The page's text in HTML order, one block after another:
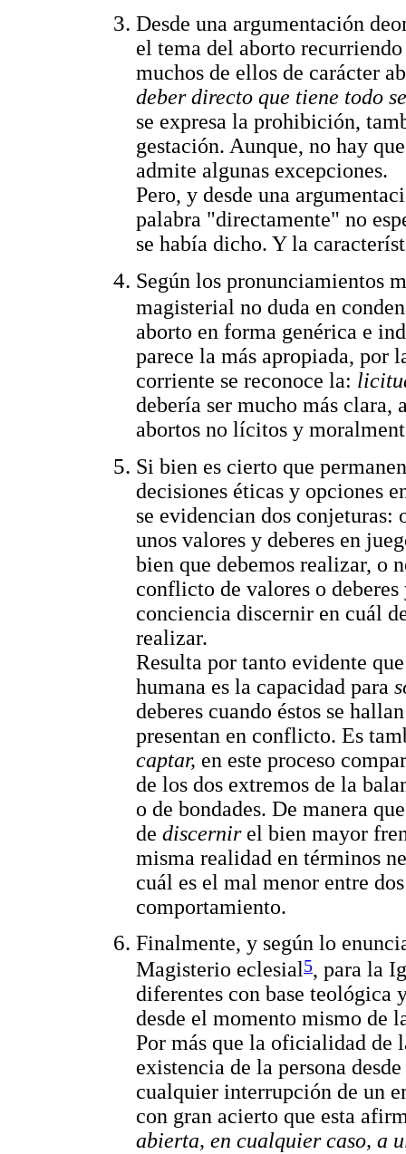
Desde una argumentación
el tema del aborto
muchos de ellos de carácter
deber directo que tiene todo
se expresa la prohibición,
gestación. Aunque, no hay
admite algunas excepciones.
Pero, y desde una
palabra "directamente" no
se había dicho. Y la
Según los pronunciamientos
magisterial no duda en
aborto en forma genérica e
parece la más apropiada, por
corriente se reconoce la:
debería ser mucho más
abortos no lícitos y
Si bien es cierto que
decisiones éticas y opciones
se evidencian dos
unos valores y deberes en
bien que debemos realizar, o
conflicto de valores o
conciencia discernir en cuál
realizar.
Resulta por tanto evidente
humana es la capacidad para
deberes cuando éstos se
presentan en conflicto. Es
captar, en este proceso
de los dos extremos de la
o de bondades. De manera
de discernir el bien mayor
misma realidad en términos
cuál es el mal menor entre
comportamiento.
Finalmente, y según lo
Magisterio eclesial5, para la
diferentes con base teológica
desde el momento mismo de
Por más que la oficialidad de
existencia de la persona
cualquier interrupción de un
con gran acierto que esta
abierta, en cualquier caso, a